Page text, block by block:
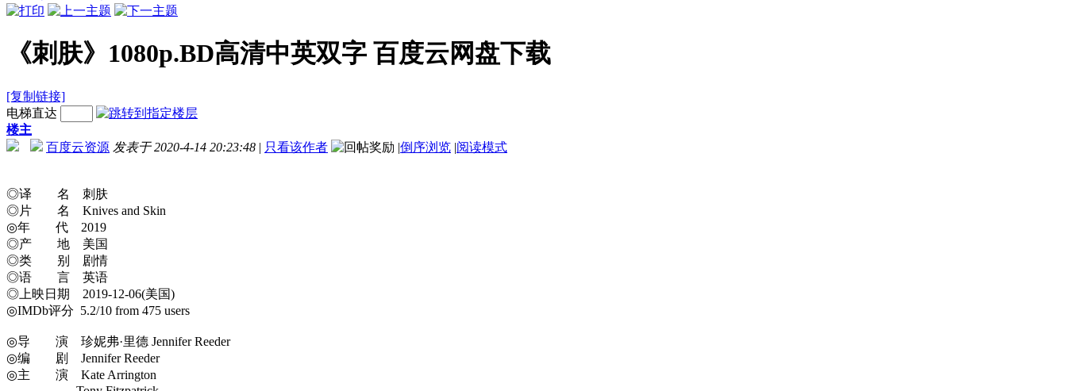
《刺肤》1080p.BD高清中英双字 百度云网盘下载
[复制链接]
电梯直达
楼主
百度云资源 发表于 2020-4-14 20:23:48 | 只看该作者 |倒序浏览 |阅读模式
◎译 名 刺肤
◎片 名 Knives and Skin
◎年 代 2019
◎产 地 美国
◎类 别 剧情
◎语 言 英语
◎上映日期 2019-12-06(美国)
◎IMDb评分 5.2/10 from 475 users
◎导 演 珍妮弗·里德 Jennifer Reeder
◎编 剧 Jennifer Reeder
◎主 演 Kate Arrington